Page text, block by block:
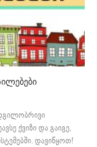
ქვიზი და გაიგე,
დავიწყოთ!